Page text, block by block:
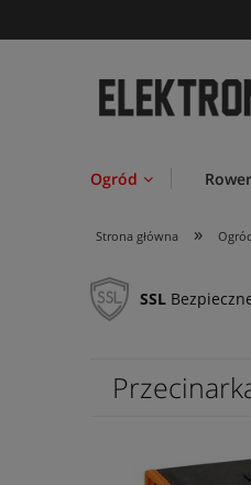
Ogród
Strona główna »
SSL